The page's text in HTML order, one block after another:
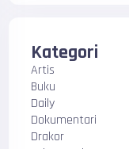
Kategori
Artis
Buku
Daily
Dokumentari
Drakor